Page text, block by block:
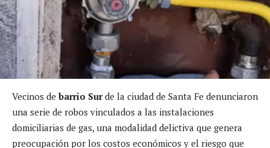
Vecinos de barrio Surde la ciudad de Santa Fe denunciaron
una serie de robos vinculados a las instalaciones
domiciliarias de gas, una modalidad delictiva que genera
preocupación por los costos económicos y el riesgo que